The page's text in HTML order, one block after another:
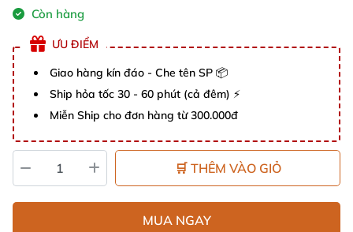
Còn hàng
ƯU ĐIỂM
Giao hàng kín đáo - Che tên SP 📦
Ship hỏa tốc 30 - 60 phút (cả đêm) ⚡
Miễn Ship cho đơn hàng từ 300.000đ
🛒 THÊM VÀO GIỎ
MUA NGAY